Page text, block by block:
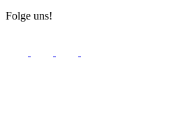
Folge uns!